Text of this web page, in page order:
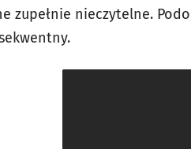
zupełnie nieczytelne.